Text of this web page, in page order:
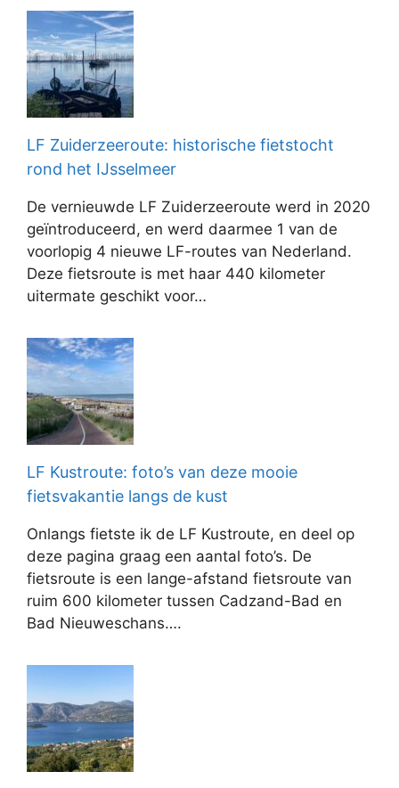
LF Zuiderzeeroute: historische fietstocht
rond het IJsselmeer
De vernieuwde LF Zuiderzeeroute werd in 2020
geïntroduceerd, en werd daarmee 1 van de
voorlopig 4 nieuwe LF-routes van Nederland.
Deze fietsroute is met haar 440 kilometer
uitermate geschikt voor…
LF Kustroute: foto’s van deze mooie
fietsvakantie langs de kust
Onlangs fietste ik de LF Kustroute, en deel op
deze pagina graag een aantal foto’s. De
fietsroute is een lange-afstand fietsroute van
ruim 600 kilometer tussen Cadzand-Bad en
Bad Nieuweschans….